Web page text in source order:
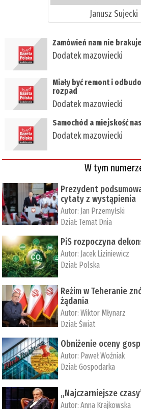
Janusz Sujecki
Zamówień nam nie brakuje
Dodatek mazowiecki
Miały być remont i
rozpad
Dodatek mazowiecki
Samochód a miejskość
Dodatek mazowiecki
W tym
Prezydent
cytaty z wystąpienia
Autor: Jan Przemyłski
Dział:Temat Dnia
PiS rozpoczyna
Autor: Jacek Liziniewicz
Dział: Polska
Reżim w Teheranie
żądania
Autor:Wiktor Młynarz
Dział:Świat
Obniżenie oceny
Autor: Paweł Woźniak
Dział:Gospodarka
„Najczarniejsze
Autor:Anna Krajkowska